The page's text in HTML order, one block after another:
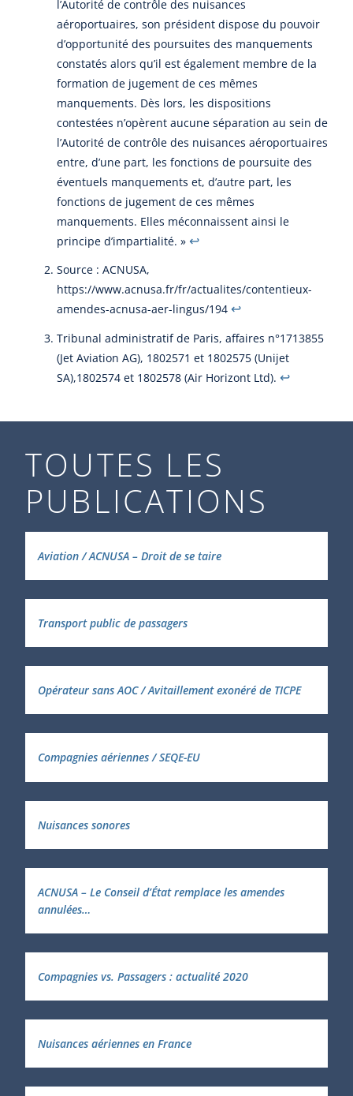
l’Autorité de contrôle des nuisances
aéroportuaires, son président dispose du pouvoir
d’opportunité des poursuites des manquements
constatés alors qu’il est également membre de la
formation de jugement de ces mêmes
manquements. Dès lors, les dispositions
contestées n’opèrent aucune séparation au sein de
l’Autorité de contrôle des nuisances aéroportuaires
entre, d’une part, les fonctions de poursuite des
éventuels manquements et, d’autre part, les
fonctions de jugement de ces mêmes
manquements. Elles méconnaissent ainsi le
principe d’impartialité. » ↩︎
Source : ACNUSA,
https://www.acnusa.fr/fr/actualites/contentieux-
amendes-acnusa-aer-lingus/194 ↩︎
Tribunal administratif de Paris, affaires n°1713855
(Jet Aviation AG), 1802571 et 1802575 (Unijet
SA),1802574 et 1802578 (Air Horizont Ltd). ↩︎
TOUTES LES
PUBLICATIONS
Aviation / ACNUSA – Droit de se taire
Transport public de passagers
Opérateur sans AOC / Avitaillement exonéré de TICPE
Compagnies aériennes / SEQE-EU
Nuisances sonores
ACNUSA – Le Conseil d’État remplace les amendes
annulées…
Compagnies vs. Passagers : actualité 2020
Nuisances aériennes en France